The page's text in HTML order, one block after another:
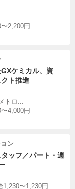
2,200円
ケミカル、資
ト推進
トロ...
4,000円
ン
ッフ／パート・週
1,230〜1,230円